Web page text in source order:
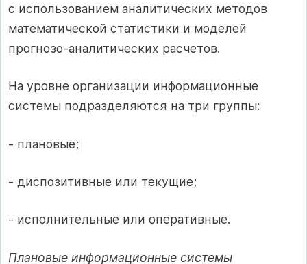
с использованием аналитических методов
математической статистики и моделей
прогнозо-аналитических расчетов.
На уровне организации информационные
системы подразделяются на три группы:
- плановые;
- диспозитивные или текущие;
- исполнительные или оперативные.
Плановые информационные системы